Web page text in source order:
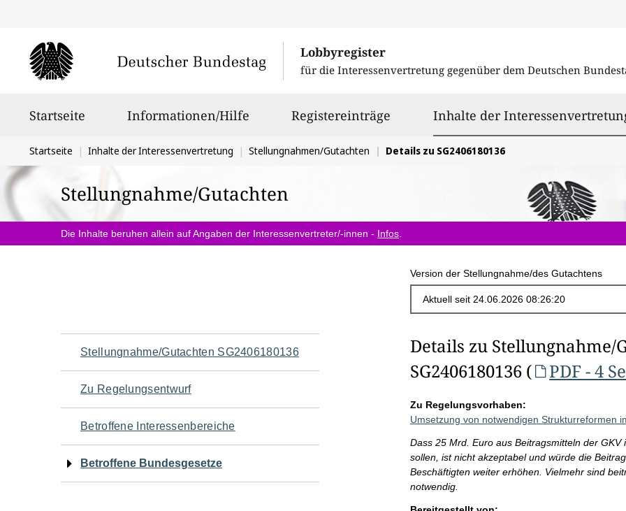
Lobbyregister
für die Interessenvertretung gegenüber dem Deutschen
Startseite Informationen/Hilfe Registereinträge Inhalte der
Sie
befinden
sich
hier:
Startseite Inhalte der Interessenvertretung Stellungnahmen/Gutachten Details zu SG2406180136
Stellungnahme/Gutachten
Die Inhalte beruhen allein auf Angaben der Interessenvertreter/-innen - Infos
Version der Stellungnahme/des Gutachtens
Navigation
für
den
Seiteninhalt
Stellungnahme/Gutachten SG2406180136
Zu Regelungsentwurf
Betroffene Interessenbereiche
Betroffene Bundesgesetze
Details zu Stellungnahme/
SG2406180136 (
PDF - 4
Zu Regelungsvorhaben:
Umsetzung von notwendigen Strukturreformen
Dass 25 Mrd. Euro aus Beitragsmitteln der
sollen, ist nicht akzeptabel und würde die
Beschäftigten weiter erhöhen. Vielmehr sind
notwendig.